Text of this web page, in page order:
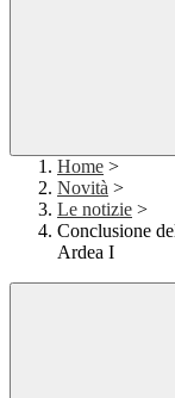
Home >
Novità >
Le notizie >
Conclusione
Ardea I